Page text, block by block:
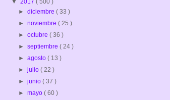
▼ 2017 ( 500 )
►diciembre( 33 )
►noviembre( 25 )
►octubre( 36 )
►septiembre( 24 )
►agosto( 13 )
►julio( 22 )
►junio( 37 )
►mayo( 60 )